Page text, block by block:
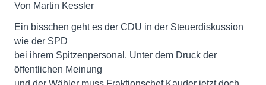
Von Martin Kessler
Ein bisschen geht es der CDU in der Steuerdiskussion
wie der SPD
bei ihrem Spitzenpersonal. Unter dem Druck der
öffentlichen Meinung